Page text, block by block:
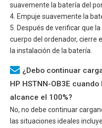
suavemente la batería del
4. Empuje suavemente la
5. Después de verificar que
cuerpo del ordenador, cierre
la instalación de la batería.
¿Debo continuar
HP HSTNN-OB3E
alcance el 100%?
No, no debe continuar
las situaciones ideales